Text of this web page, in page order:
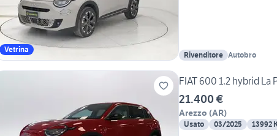
Vetrina
Rivenditore Autobro
FIAT 600 1.2 hybrid La
21.400 €
Arezzo (AR)
Usato 03/2025 13992